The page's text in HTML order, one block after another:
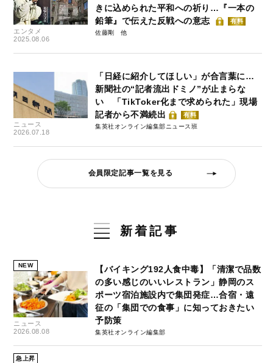
エンタメ
2025.08.06
きに込められた平和への祈り…『一本の
鉛筆』で伝えた反戦への意志
有料
佐藤剛
ニュース
2026.07.18
「日経に紹介してほしい」が合言葉に…
新聞社の“記者流出ドミノ”が止まらな
い 「TikToker化まで求められた」現場
記者から不満続出
有料
集英社オンライン編集部ニュース班
会員限定記事一覧を見る
新着記事
NEW
ニュース
2026.08.08
【バイキング192人食中毒】「清潔で品数
の多い感じのいいレストラン」静岡のス
ポーツ宿泊施設内で集団発症…合宿・遠
征の「集団での食事」に知っておきたい
予防策
集英社オンライン編集部
急上昇